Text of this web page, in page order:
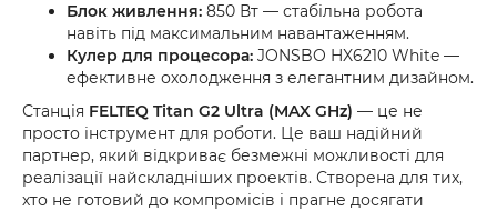
Блок живлення: 850 Вт — стабільна робота
навіть під максимальним навантаженням.
Кулер для процесора: JONSBO HX6210 White —
ефективне охолодження з елегантним дизайном.
Станція FELTEQ Titan G2 Ultra (MAX GHz) — це не
просто інструмент для роботи. Це ваш надійний
партнер, який відкриває безмежні можливості для
реалізації найскладніших проектів. Створена для тих,
хто не готовий до компромісів і прагне досягати